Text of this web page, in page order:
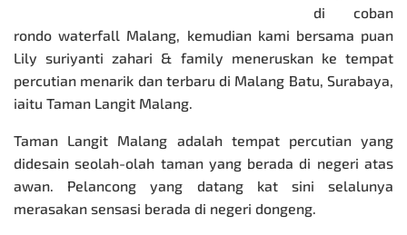
di coban
rondo waterfall Malang, kemudian kami bersama puan
Lily suriyanti zahari & family meneruskan ke tempat
percutian menarik dan terbaru di Malang Batu, Surabaya,
iaitu Taman Langit Malang.
Taman Langit Malang adalah tempat percutian yang
didesain seolah-olah taman yang berada di negeri atas
awan. Pelancong yang datang kat sini selalunya
merasakan sensasi berada di negeri dongeng.